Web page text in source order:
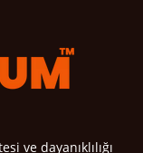
ve dayanıklılığı